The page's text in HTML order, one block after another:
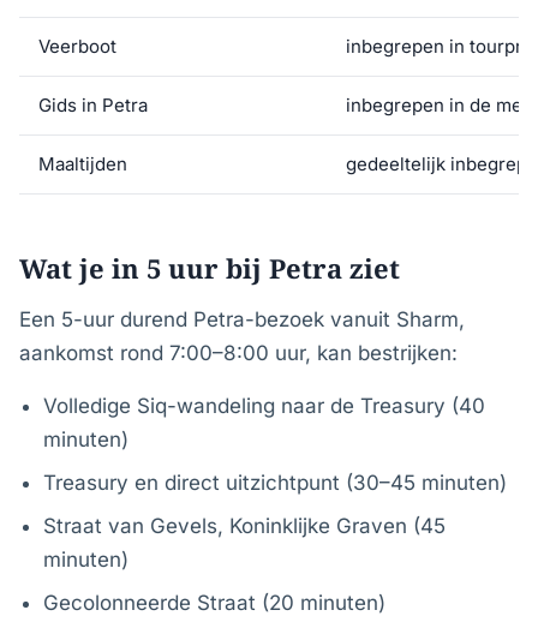
Veerboot inbegrepen in
Gids in Petra inbegrepen in de
Maaltijden gedeeltelijk
Wat je in 5 uur bij Petra ziet
Een 5-uur durend Petra-bezoek vanuit Sharm,
aankomst rond 7:00–8:00 uur, kan bestrijken:
Volledige Siq-wandeling naar de Treasury (40
minuten)
Treasury en direct uitzichtpunt (30–45 minuten)
Straat van Gevels, Koninklijke Graven (45
minuten)
Gecolonneerde Straat (20 minuten)